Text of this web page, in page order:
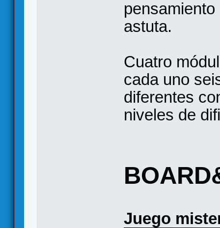
astuta.
Cuatro
cada uno
diferentes
niveles de
Juego